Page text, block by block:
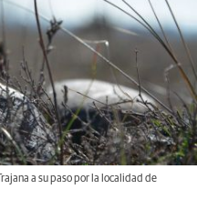
a su paso por la localidad de